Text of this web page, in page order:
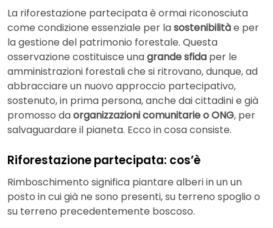
La riforestazione partecipata è ormai riconosciuta
come condizione essenziale per lasostenibilitàe per
la gestione del patrimonio forestale. Questa
osservazione costituisce unagrande sfida per le
amministrazioni forestali che si ritrovano, dunque, ad
abbracciare un nuovo approccio partecipativo,
sostenuto, in prima persona, anche dai cittadini e già
promosso daorganizzazioni comunitarie o ONG, per
salvaguardare il pianeta. Ecco in cosa consiste.
Riforestazione partecipata: cos’è
Rimboschimento significa piantare alberi in un un
posto in cui già ne sono presenti, su terreno spoglio o
su terreno precedentemente boscoso.